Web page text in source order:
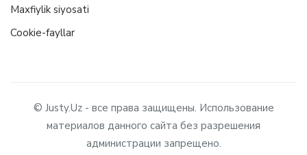
Maxfiylik siyosati
Cookie-fayllar
© Justy.Uz - все права защищены. Использование
материалов данного сайта без разрешения
администрации запрещено.